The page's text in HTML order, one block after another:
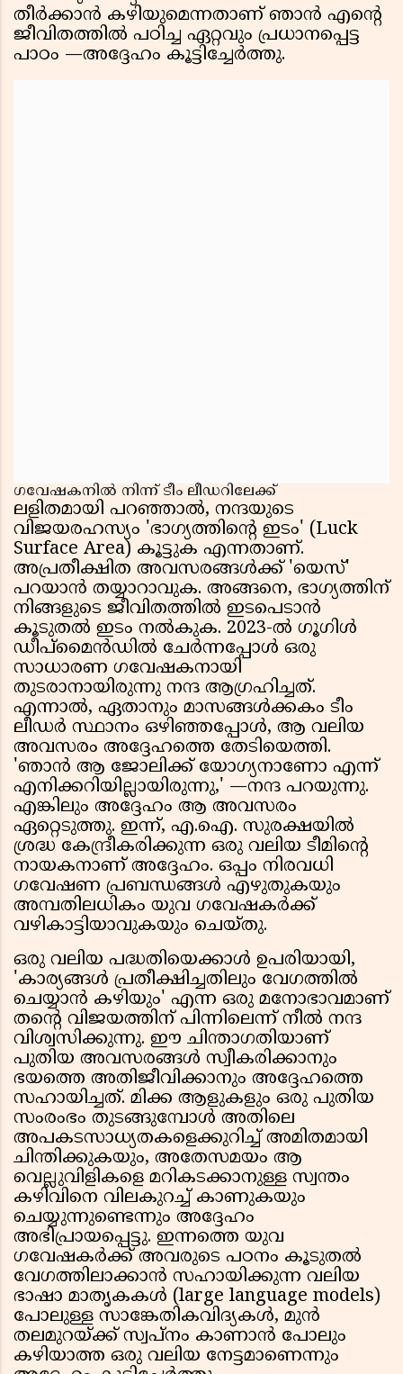
തീർക്കാൻ കഴിയുമെന്നതാണ് ഞാൻ എൻ്റെ
ജീവിതത്തിൽ പഠിച്ച ഏറ്റവും പ്രധാനപ്പെട്ട
പാഠം —അദ്ദേഹം കൂട്ടിച്ചേർത്തു.
ഗവേഷകനിൽ നിന്ന് ടീം ലീഡറിലേക്ക്
ലളിതമായി പറഞ്ഞാൽ, നന്ദയുടെ
വിജയരഹസ്യം 'ഭാഗ്യത്തിന്റെ ഇടം' (Luck
Surface Area) കൂട്ടുക എന്നതാണ്.
അപ്രതീക്ഷിത അവസരങ്ങൾക്ക് 'യെസ്'
പറയാൻ തയ്യാറാവുക. അങ്ങനെ, ഭാഗ്യത്തിന്
നിങ്ങളുടെ ജീവിതത്തിൽ ഇടപെടാൻ
കൂടുതൽ ഇടം നൽകുക. 2023-ൽ ഗൂഗിൾ
ഡീപ്‌മൈൻഡിൽ ചേർന്നപ്പോൾ ഒരു
സാധാരണ ഗവേഷകനായി
തുടരാനായിരുന്നു നന്ദ ആഗ്രഹിച്ചത്.
എന്നാൽ, ഏതാനും മാസങ്ങൾക്കകം ടീം
ലീഡർ സ്ഥാനം ഒഴിഞ്ഞപ്പോൾ, ആ വലിയ
അവസരം അദ്ദേഹത്തെ തേടിയെത്തി.
'ഞാൻ ആ ജോലിക്ക് യോഗ്യനാണോ എന്ന്
എനിക്കറിയില്ലായിരുന്നു,' —നന്ദ പറയുന്നു.
എങ്കിലും അദ്ദേഹം ആ അവസരം
ഏറ്റെടുത്തു. ഇന്ന്, എ.ഐ. സുരക്ഷയിൽ
ശ്രദ്ധ കേന്ദ്രീകരിക്കുന്ന ഒരു വലിയ ടീമിന്റെ
നായകനാണ് അദ്ദേഹം. ഒപ്പം നിരവധി
ഗവേഷണ പ്രബന്ധങ്ങൾ എഴുതുകയും
അമ്പതിലധികം യുവ ഗവേഷകർക്ക്
വഴികാട്ടിയാവുകയും ചെയ്തു.
ഒരു വലിയ പദ്ധതിയെക്കാൾ ഉപരിയായി,
'കാര്യങ്ങൾ പ്രതീക്ഷിച്ചതിലും വേഗത്തിൽ
ചെയ്യാൻ കഴിയും' എന്ന ഒരു മനോഭാവമാണ്
തന്റെ വിജയത്തിന് പിന്നിലെന്ന് നീൽ നന്ദ
വിശ്വസിക്കുന്നു. ഈ ചിന്താഗതിയാണ്
പുതിയ അവസരങ്ങൾ സ്വീകരിക്കാനും
ഭയത്തെ അതിജീവിക്കാനും അദ്ദേഹത്തെ
സഹായിച്ചത്. മിക്ക ആളുകളും ഒരു പുതിയ
സംരംഭം തുടങ്ങുമ്പോൾ അതിലെ
അപകടസാധ്യതകളെക്കുറിച്ച് അമിതമായി
ചിന്തിക്കുകയും, അതേസമയം ആ
വെല്ലുവിളികളെ മറികടക്കാനുള്ള സ്വന്തം
കഴിവിനെ വിലകുറച്ച് കാണുകയും
ചെയ്യുന്നുണ്ടെന്നും അദ്ദേഹം
അഭിപ്രായപ്പെട്ടു. ഇന്നത്തെ യുവ
ഗവേഷകർക്ക് അവരുടെ പഠനം കൂടുതൽ
വേഗത്തിലാക്കാൻ സഹായിക്കുന്ന വലിയ
ഭാഷാ മാതൃകകൾ (large language models)
പോലുള്ള സാങ്കേതികവിദ്യകൾ, മുൻ
തലമുറയ്ക്ക് സ്വപ്നം കാണാൻ പോലും
കഴിയാത്ത ഒരു വലിയ നേട്ടമാണെന്നും